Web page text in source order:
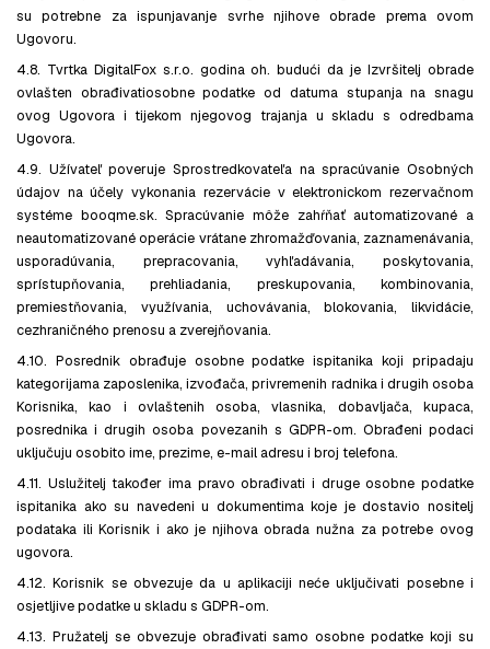
su potrebne za ispunjavanje svrhe njihove obrade prema ovom
Ugovoru.
4.8. Tvrtka DigitalFox s.r.o. godina oh. budući da je Izvršitelj obrade
ovlašten obrađivatiosobne podatke od datuma stupanja na snagu
ovog Ugovora i tijekom njegovog trajanja u skladu s odredbama
Ugovora.
4.9. Užívateľ poveruje Sprostredkovateľa na spracúvanie Osobných
údajov na účely vykonania rezervácie v elektronickom rezervačnom
systéme booqme.sk. Spracúvanie môže zahŕňať automatizované a
neautomatizované operácie vrátane zhromažďovania, zaznamenávania,
usporadúvania, prepracovania, vyhľadávania, poskytovania,
sprístupňovania, prehliadania, preskupovania, kombinovania,
premiestňovania, využívania, uchovávania, blokovania, likvidácie,
cezhraničného prenosu a zverejňovania.
4.10. Posrednik obrađuje osobne podatke ispitanika koji pripadaju
kategorijama zaposlenika, izvođača, privremenih radnika i drugih osoba
Korisnika, kao i ovlaštenih osoba, vlasnika, dobavljača, kupaca,
posrednika i drugih osoba povezanih s GDPR-om. Obrađeni podaci
uključuju osobito ime, prezime, e-mail adresu i broj telefona.
4.11. Uslužitelj također ima pravo obrađivati i druge osobne podatke
ispitanika ako su navedeni u dokumentima koje je dostavio nositelj
podataka ili Korisnik i ako je njihova obrada nužna za potrebe ovog
ugovora.
4.12. Korisnik se obvezuje da u aplikaciji neće uključivati posebne i
osjetljive podatke u skladu s GDPR-om.
4.13. Pružatelj se obvezuje obrađivati samo osobne podatke koji su